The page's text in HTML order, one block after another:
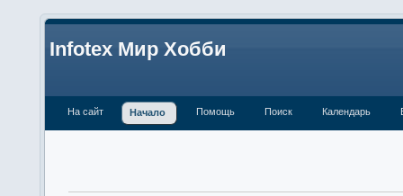
Infotex Мир Хобби
На сайт Начало Помощь Поиск Календарь